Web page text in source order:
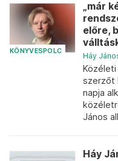
KÖNYVESPOLC
„már
előre,
Háy
szerzőt
napja
János
Háy